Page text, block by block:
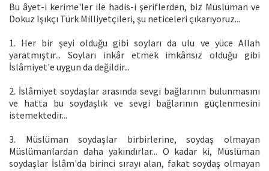
Bu âyet-i kerime'ler ile hadis-i şeriflerden, biz Müslüman ve
Dokuz Işıkçı Türk Milliyetçileri, şu neticeleri çıkarıyoruz...
1. Her bir şeyi olduğu gibi soyları da ulu ve yüce Allah
yaratmıştır... Soyları inkâr etmek imkânsız olduğu gibi
İslâmiyet'e uygun da değildir...
2. İslâmiyet soydaşlar arasında sevgi bağlarının bulunmasını
ve hatta bu soydaşlık ve sevgi bağlarının güçlenmesini
istemektedir...
3. Müslüman soydaşlar birbirlerine, soydaş olmayan
Müslümanlardan daha yakındırlar... O kadar ki, Müslüman
soydaşlar İslâm'da birinci sırayı alan, fakat soydaş olmayan